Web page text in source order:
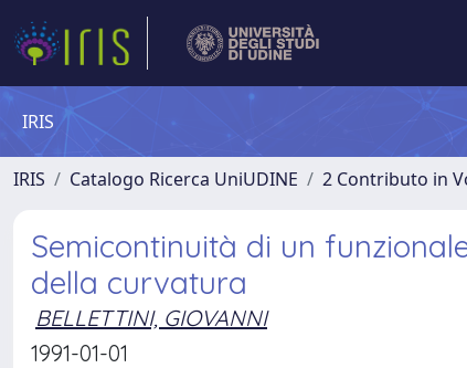
IRIS
IRIS Catalogo Ricerca UniUDINE 2 Contributo in
Semicontinuità di un
della curvatura
BELLETTINI, GIOVANNI
1991-01-01